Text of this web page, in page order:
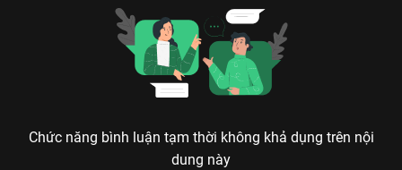
Chức năng bình luận tạm thời không khả dụng trên nội
dung này